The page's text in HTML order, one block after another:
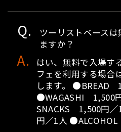
ツーリストベース
ますか？
はい、無料で入場す
フェを利用する場合
します。 ●BREAD
●WAGASHI 1,500
SNACKS 1,500円
円／1人